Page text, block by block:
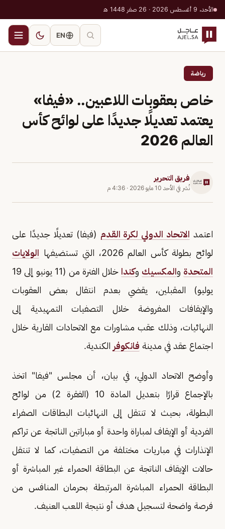
الأحد، 9 أغسطس 2026 · 26 صفر 1448 هـ
EN
رياضة
خاص بعقوبات اللاعبين.. «فيفا»
يعتمد تعديلًا جديدًا على لوائح كأس
العالم 2026
فريق التحرير
نُشر في الأحد 10 مايو 2026 · 4:36 م
اعتمد الاتحاد الدولي لكرة القدم (فيفا) تعديلًا جديدًا على
لوائح بطولة كأس العالم 2026، التي تستضيفها
الولايات
المتحدة والمكسيك وكندا
خلال الفترة من (11 يونيو إلى 19
يوليو) المقبلين، يقضي بعدم انتقال بعض العقوبات
والإيقافات المفروضة خلال التصفيات التمهيدية إلى
النهائيات، وذلك عقب مشاورات مع الاتحادات القارية خلال
اجتماع عقد في مدينة فانكوفر الكندية.
وأوضح الاتحاد الدولي، في بيان، أن مجلس "فيفا" اتخذ
بالإجماع قرارًا بتعديل المادة 10 (الفقرة 2) من لوائح
البطولة، بحيث لا تنتقل إلى النهائيات البطاقات الصفراء
الفردية أو الإيقاف لمباراة واحدة أو مباراتين الناتجة عن تراكم
الإنذارات في مباريات مختلفة من التصفيات، كما لا تنتقل
حالات الإيقاف الناتجة عن البطاقة الحمراء غير المباشرة أو
البطاقة الحمراء المباشرة المرتبطة بحرمان المنافس من
فرصة واضحة لتسجيل هدف أو نتيجة اللعب العنيف.